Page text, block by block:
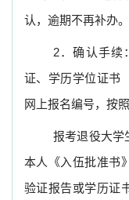
认，逾期不再补办。
2．确认手续
证、学历学位证书
网上报名编号，按
报考退役大学
本人《入伍批准书
验证报告或学历证